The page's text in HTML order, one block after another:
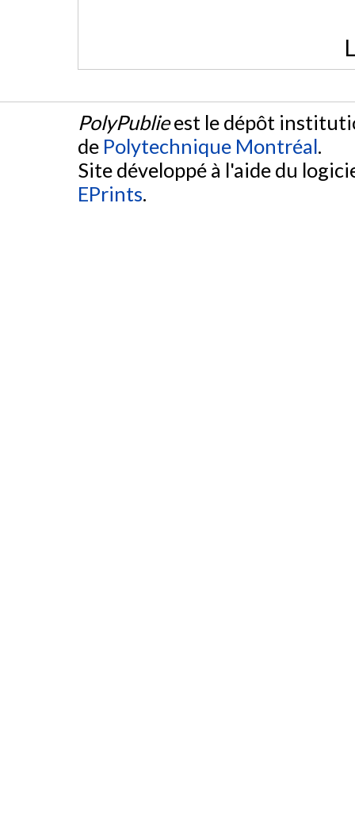
PolyPublieest le dépôt
de Polytechnique Montréal.
Site développé à l'aide du
EPrints.